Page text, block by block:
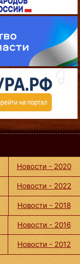
Новости - 2020
Новости - 2022
Новости - 2018
Новости - 2016
Новости - 2012